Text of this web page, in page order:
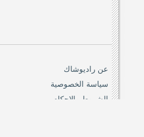
عن راديوشاك
سياسة الخصوصية
الشروط والاحكام